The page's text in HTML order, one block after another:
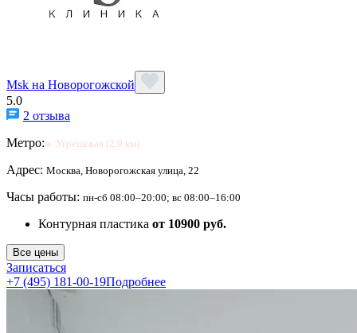
Msk на Новорогожской
5.0
2 отзыва
Метро:м. Угрешская (2,9 км)
Адрес: Москва, Новорогожская улица, 22
Часы работы: пн-сб 08:00–20:00; вс 08:00–16:00
Контурная пластика от 10900 руб.
Все цены
Записаться
+7 (495) 181-00-19Подробнее